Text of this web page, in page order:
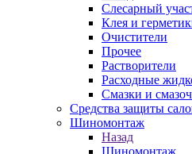
Слесарный
Клея и
Очистители
Прочее
Растворители
Расходные
Смазки и
Средства защиты
Шиномонтаж
Назад
Шиномонтаж